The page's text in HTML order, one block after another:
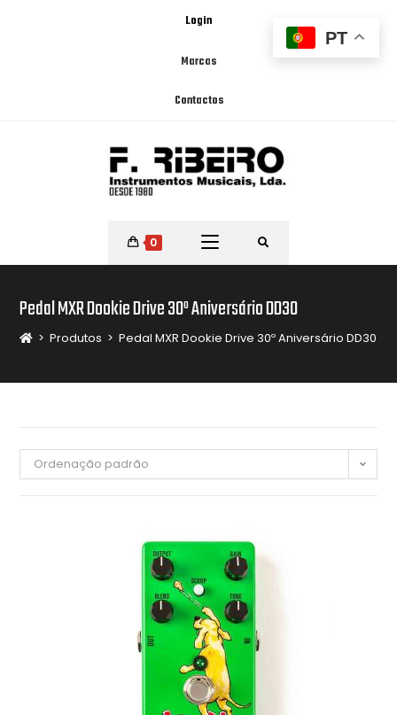
Login
Marcas
Contactos
0
Pedal MXR Dookie Drive 30º Aniversário DD30
> Produtos > Pedal MXR Dookie Drive 30º Aniversário DD30
Ordenação padrão
PT